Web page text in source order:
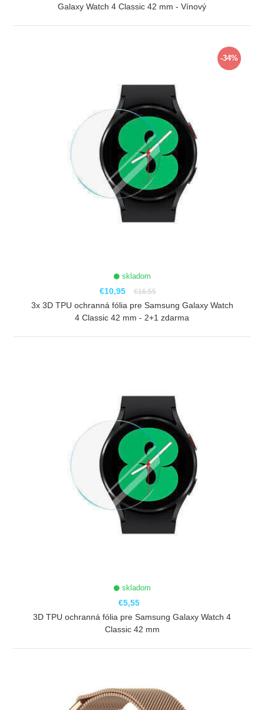
Galaxy Watch 4 Classic 42 mm - Vínový
-34%
skladom
€10,95 €16,55
3x 3D TPU ochranná fólia pre Samsung Galaxy Watch
4 Classic 42 mm - 2+1 zdarma
skladom
€5,55
3D TPU ochranná fólia pre Samsung Galaxy Watch 4
Classic 42 mm